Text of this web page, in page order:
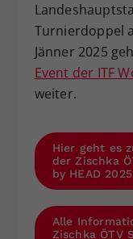
Turnierdoppel
Jänner 2025
Event der ITF
weiter.
Hier geht es
der Zischka
by HEAD
Alle
Zischka ÖTV